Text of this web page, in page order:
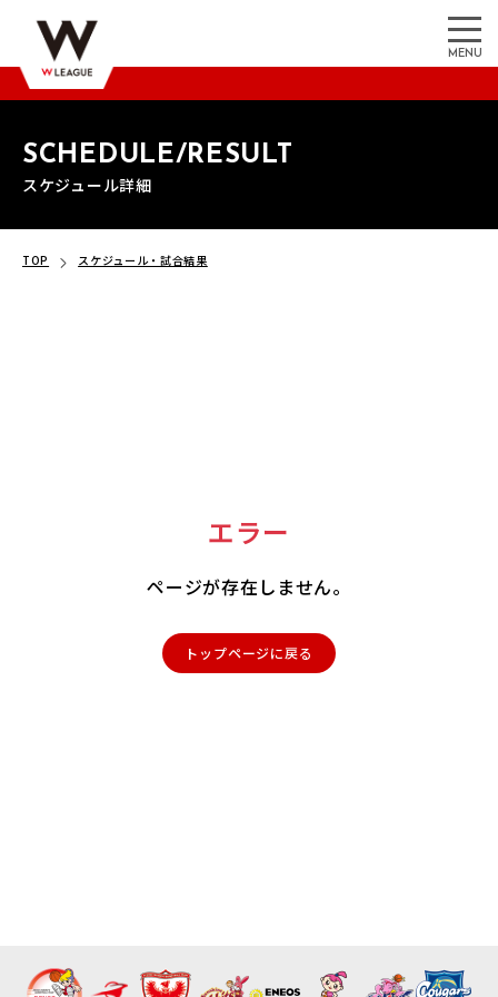
MENU
SCHEDULE/RESULT
スケジュール詳細
TOP スケジュール・試合結果
エラー
ページが存在しません。
トップページに戻る